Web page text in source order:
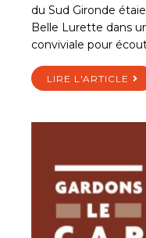
du Sud Gironde
Belle Lurette dans
conviviale pour
LIRE L'ARTICLE